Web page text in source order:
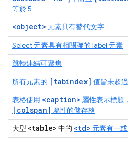
等於 5
<object> 元素具有替代文字
Select 元素具有相關聯的 label 元素
跳轉連結可聚焦
所有元素的 [tabindex] 值皆未超
表格使用 <caption> 屬性表示標題
[colspan] 屬性的儲存格
大型 <table> 中的 <td> 元素有一